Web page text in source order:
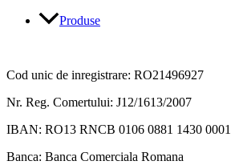
Produse
Cod unic de inregistrare: RO21496927
Nr. Reg. Comertului: J12/1613/2007
IBAN: RO13 RNCB 0106 0881 1430 0001
Banca: Banca Comerciala Romana